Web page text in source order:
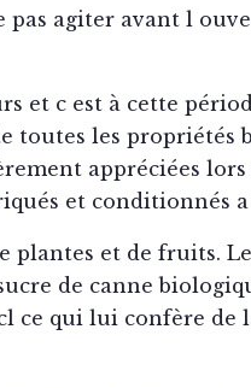
pas agiter avant l
et c est à cette
les propriétés
appréciées
et conditionnés
plantes et de fruits.
de canne
qui lui confère de